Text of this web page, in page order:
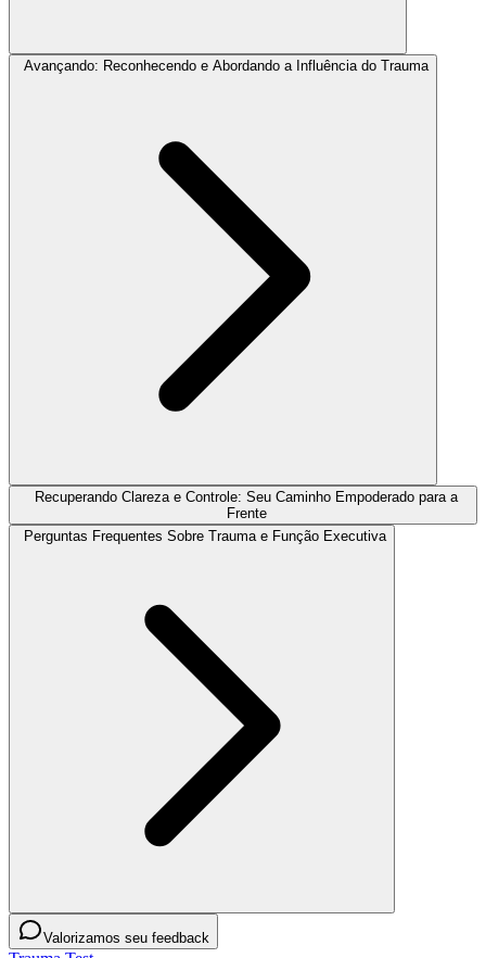
Avançando: Reconhecendo e Abordando a Influência do Trauma
Recuperando Clareza e Controle: Seu Caminho Empoderado para a
Frente
Perguntas Frequentes Sobre Trauma e Função Executiva
Valorizamos seu feedback